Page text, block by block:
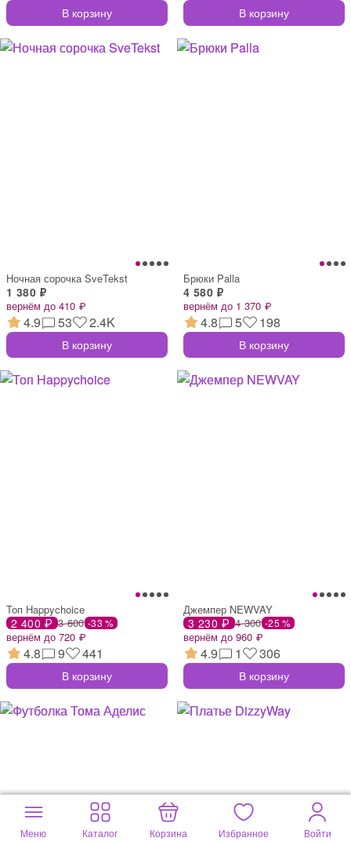
В корзину В корзину
Ночная сорочка SveTekst
1 380 ₽
вернём до 410 ₽
4.9 53 2.4K
В корзину
Брюки Palla
4 580 ₽
вернём до 1 370 ₽
4.8 5 198
В корзину
Топ Happychoice
2 400 ₽ 3 600 -33 %
вернём до 720 ₽
4.8 9 441
В корзину
Джемпер NEWVAY
3 230 ₽ 4 300 -25 %
вернём до 960 ₽
4.9 1 306
В корзину
Меню Каталог Корзина Избранное Войти